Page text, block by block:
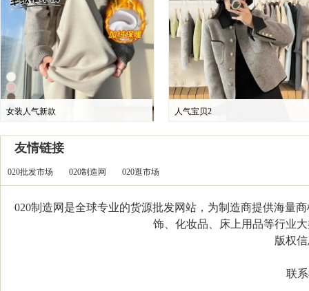
女装人气新款 人气宝贝2
友情链接
020批发市场 020制造网 020逛市场
020制造网是全球专业的货源批发网站，为制造商提供海量
饰、化妆品、床上用品等行业
版权信
联